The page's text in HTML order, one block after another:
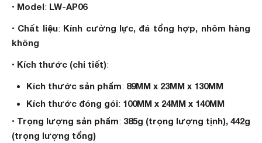
• Model: LW-AP06
• Chất liệu: Kính cường lực, đá tổng hợp, nhôm hàng
không
• Kích thước (chi tiết):
Kích thước sản phẩm: 89MM x 23MM x 130MM
Kích thước đóng gói: 100MM x 24MM x 140MM
• Trọng lượng sản phẩm: 385g (trọng lượng tịnh), 442g
(trọng lượng tổng)